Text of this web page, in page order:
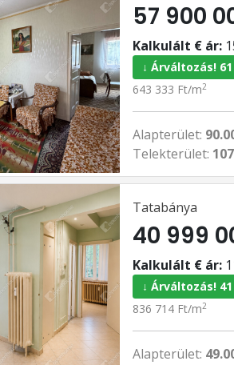
57 900
Kalkulált € ár:
↓ Árváltozás! 61
643 333 Ft/m2
Alapterület:
Telekterület:
Tatabánya
40 999
Kalkulált € ár:
↓ Árváltozás! 41
836 714 Ft/m2
Alapterület: